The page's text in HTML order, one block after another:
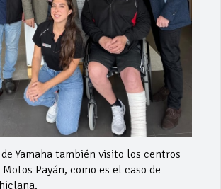
Yamaha también visito los centros
Payán, como es el caso de